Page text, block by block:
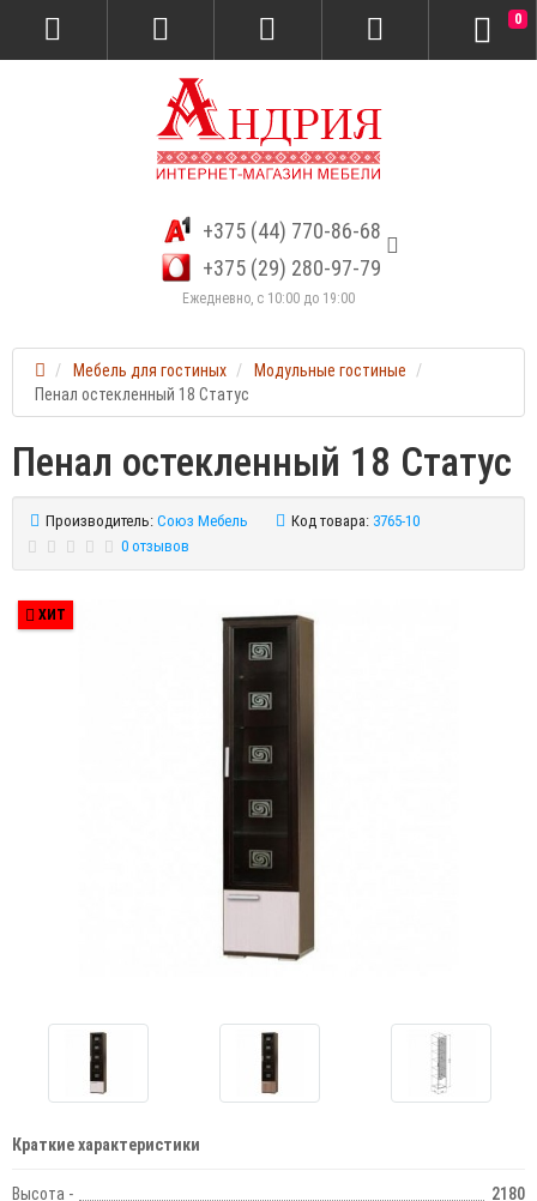
+375 (44) 770-86-68
+375 (29) 280-97-79
Ежедневно, с 10:00 до 19:00
0
Мебель для гостиных
Модульные гостиные
Пенал остекленный 18 Статус
Пенал остекленный 18 Статус
Производитель: Союз Мебель Код товара: 3765-10
0 отзывов
ХИТ
Краткие характеристики
Высота -
2180